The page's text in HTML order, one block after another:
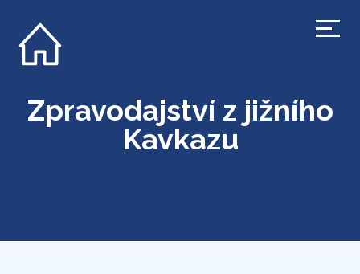
Zpravodajství z jižního
Kavkazu